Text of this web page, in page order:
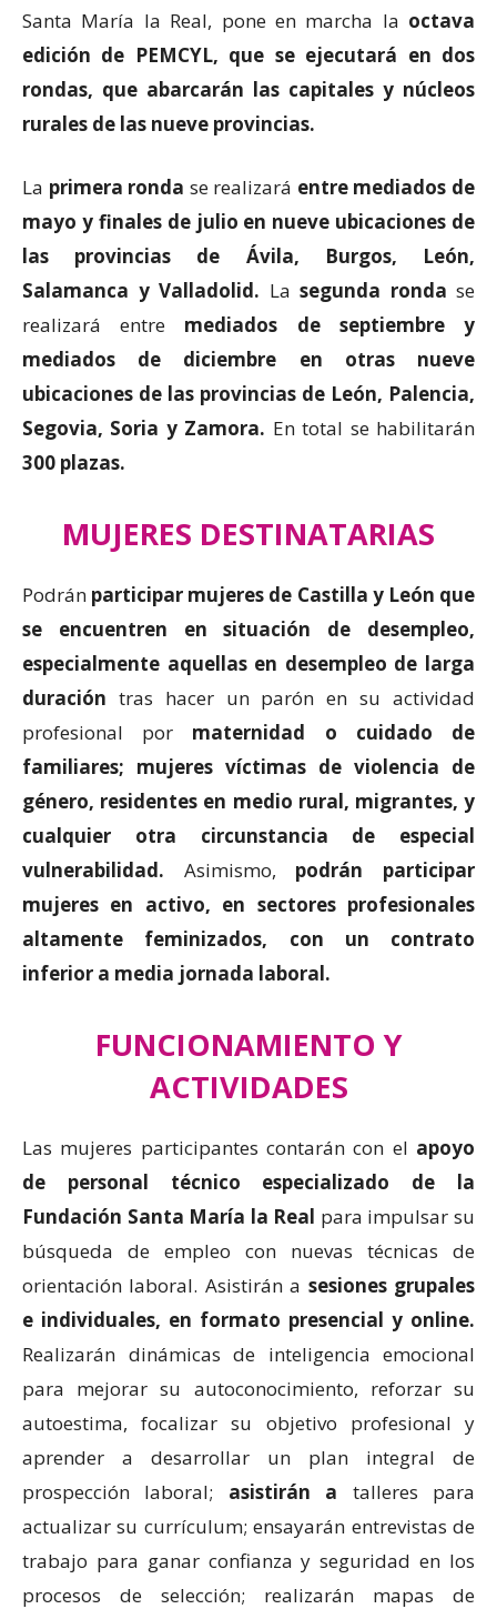
Santa María la Real, pone en marcha la octava
edición de PEMCYL, que se ejecutará en dos
rondas, que abarcarán las capitales y núcleos
rurales de las nueve provincias.
La primera ronda se realizará entre mediados de
mayo y finales de julio en nueve ubicaciones de
las provincias de Ávila, Burgos, León,
Salamanca y Valladolid. La segunda ronda se
realizará entre mediados de septiembre y
mediados de diciembre en otras nueve
ubicaciones de las provincias de León, Palencia,
Segovia, Soria y Zamora. En total se habilitarán
300 plazas.
MUJERES DESTINATARIAS
Podrán participar mujeres de Castilla y León que
se encuentren en situación de desempleo,
especialmente aquellas en desempleo de larga
duración tras hacer un parón en su actividad
profesional por maternidad o cuidado de
familiares; mujeres víctimas de violencia de
género, residentes en medio rural, migrantes, y
cualquier otra circunstancia de especial
vulnerabilidad. Asimismo, podrán participar
mujeres en activo, en sectores profesionales
altamente feminizados, con un contrato
inferior a media jornada laboral.
FUNCIONAMIENTO Y
ACTIVIDADES
Las mujeres participantes contarán con el apoyo
de personal técnico especializado de la
Fundación Santa María la Real para impulsar su
búsqueda de empleo con nuevas técnicas de
orientación laboral. Asistirán a sesiones grupales
e individuales, en formato presencial y online.
Realizarán dinámicas de inteligencia emocional
para mejorar su autoconocimiento, reforzar su
autoestima, focalizar su objetivo profesional y
aprender a desarrollar un plan integral de
prospección laboral; asistirán a talleres para
actualizar su currículum; ensayarán entrevistas de
trabajo para ganar confianza y seguridad en los
procesos de selección; realizarán mapas de